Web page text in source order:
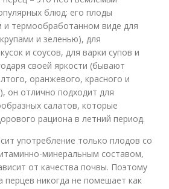
блюд: его плоды
и термообработанном виде для
и зеленью), для
и соусов, для варки супов и
своей яркости (бывают
оранжевого, красного и
он отлично подходит для
салатов, которые
рациона в летний период.
употребление только плодов со
минеральным составом,
от качества почвы. Поэтому
перцев никогда не помешает как